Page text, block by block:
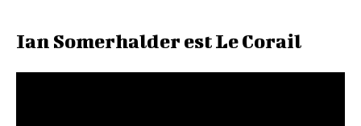
Ian Somerhalder est Le Corail